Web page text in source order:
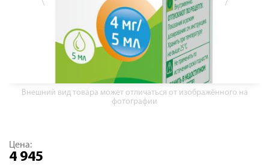
Внешний вид товара может отличаться от изображённого на
фотографии
Цена:
4 945